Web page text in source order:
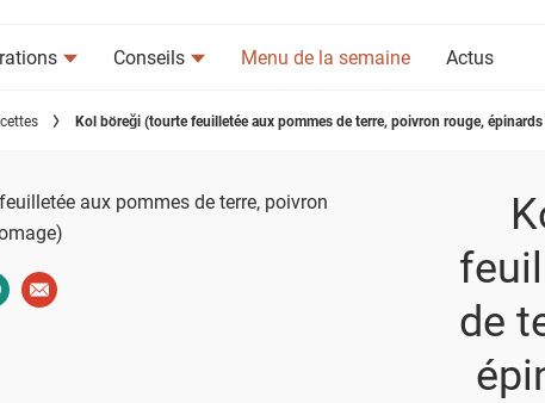
Conseils Menu de la semaine Actus
Kol böreği (tourte feuilletée aux pommes de terre, poivron rouge,
pinterest
sur whatsapp
Envoyer à un ami
de